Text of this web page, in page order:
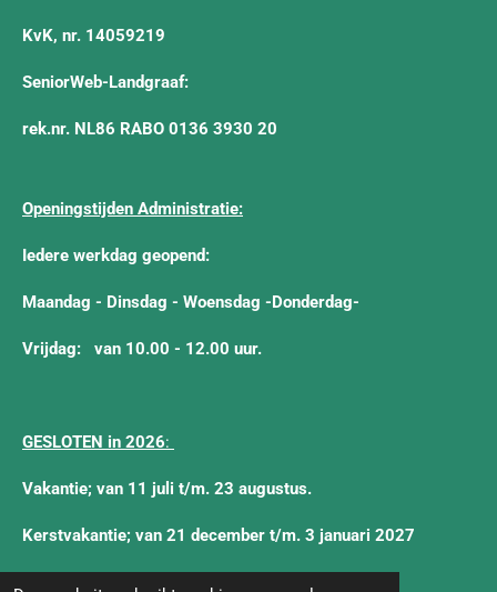
KvK, nr. 14059219
SeniorWeb-Landgraaf:
rek.nr. NL86 RABO 0136 3930 20
Openingstijden Administratie:
Iedere werkdag geopend:
Maandag - Dinsdag - Woensdag -Donderdag-
Vrijdag: van 10.00 - 12.00 uur.
GESLOTEN in 2026:
Vakantie; van 11 juli t/m. 23 augustus.
Kerstvakantie; van 21 december t/m. 3 januari 2027